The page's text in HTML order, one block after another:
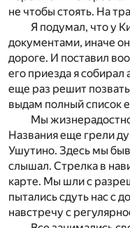
не чтобы стоять. На
Я подумал, что у
документами, иначе
дороге. И поставил
его приезда я
еще раз решит
выдам полный список
Мы
Названия еще грели
Ушутино. Здесь мы
слышал. Стрелка в
карте. Мы шли с
пытались сдуть нас с
навстречу с